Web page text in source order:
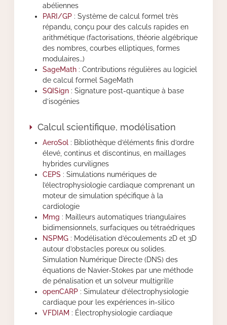
Doctorant·e·s
Bibliothèque
Informatique
abéliennes
PARI/GP : Système de calcul formel très
répandu, conçu pour des calculs rapides en
arithmétique (factorisations, théorie algébrique
des nombres, courbes elliptiques, formes
modulaires…)
SageMath : Contributions régulières au logiciel
de calcul formel SageMath
SQISign : Signature post-quantique à base
d’isogénies
Calcul scientifique, modélisation
AeroSol : Bibliothèque d’éléments finis d’ordre
élevé, continus et discontinus, en maillages
hybrides curvilignes
CEPS : Simulations numériques de
l’électrophysiologie cardiaque comprenant un
moteur de simulation spécifique à la
cardiologie
Mmg : Mailleurs automatiques triangulaires
bidimensionnels, surfaciques ou tétraédriques
NSPMG : Modélisation d’écoulements 2D et 3D
autour d’obstacles poreux ou solides.
Simulation Numérique Directe (DNS) des
équations de Navier-Stokes par une méthode
de pénalisation et un solveur multigrille
openCARP : Simulateur d’électrophysiologie
cardiaque pour les expériences in-silico
VFDIAM : Électrophysiologie cardiaque